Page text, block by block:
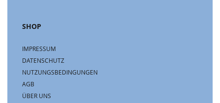
SHOP
IMPRESSUM
DATENSCHUTZ
NUTZUNGSBEDINGUNGEN
AGB
ÜBER UNS